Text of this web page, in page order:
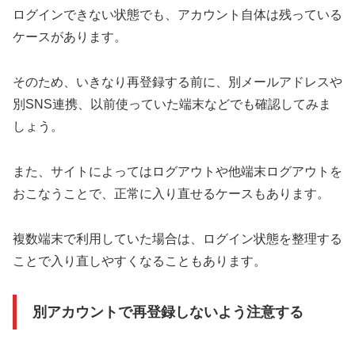
ログインできない状態でも、アカウント自体は残っている
ケースがあります。
そのため、いきなり再登録する前に、別メールアドレスや
別SNS連携、以前使っていた端末などでも確認してみま
しょう。
また、サイトによってはログアウトや他端末ログアウトを
おこなうことで、正常に入り直せるケースもあります。
複数端末で利用していた場合は、ログイン状態を整理する
ことで入り直しやすくなることもあります。
別アカウントで再登録しないよう注意する